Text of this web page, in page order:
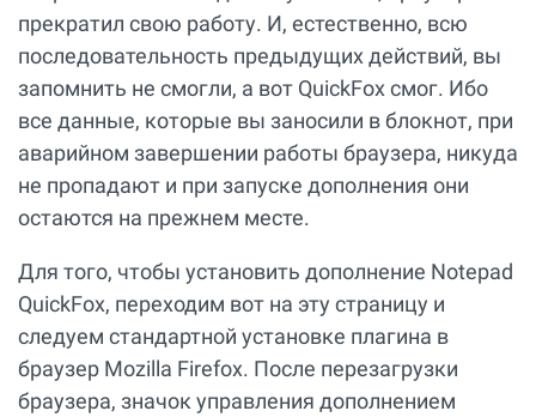
прекратил свою работу. И, естественно, всю
последовательность предыдущих действий, вы
запомнить не смогли, а вот QuickFox смог. Ибо
все данные, которые вы заносили в блокнот, при
аварийном завершении работы браузера, никуда
не пропадают и при запуске дополнения они
остаются на прежнем месте.
Для того, чтобы установить дополнение Notepad
QuickFox, переходим вот на эту страницу и
следуем стандартной установке плагина в
браузер Mozilla Firefox. После перезагрузки
браузера, значок управления дополнением